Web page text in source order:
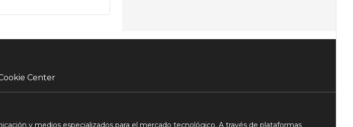
Center
y medios especializados para el mercado tecnológico. A través de plataformas